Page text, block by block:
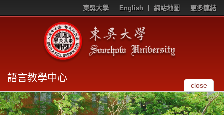
東吳大學 English 網站地圖 更多連結
語言教學中心
close